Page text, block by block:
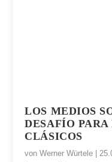
LOS MEDIOS
DESAFÍO
CLÁSICOS
vonWerner Würtele